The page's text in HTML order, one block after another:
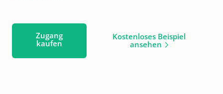
Zugang
kaufen
Kostenloses Beispiel
ansehen